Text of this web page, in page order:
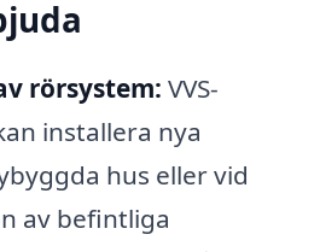
rörsystem: VVS-
installera nya
hus eller vid
av befintliga